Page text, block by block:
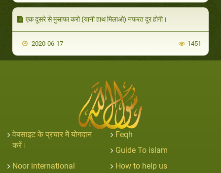
एक दूसरे से मुसाफा करो (यानी हाथ मिलाओ) नफरत दूर होगी।
2020-06-17 1451
वेबसाइट के प्रचार में योगदान
करें।
Feqh
Guide To islam
Noor international
How to help us